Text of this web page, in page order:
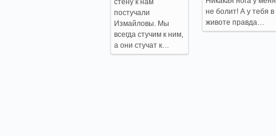
стену к нам
постучали
Измайловы. Мы
всегда стучим к ним,
а они стучат к…
не болит! А у тебя в
животе правда…